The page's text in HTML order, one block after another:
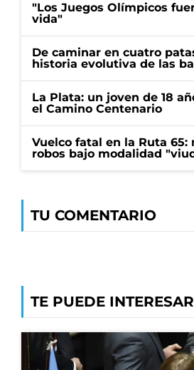
"Los Juegos Olímpicos
vida"
De caminar en cuatro
historia evolutiva de las
La Plata: un joven de 18
el Camino Centenario
Vuelco fatal en la Ruta
robos bajo modalidad
TU COMENTARIO
TE PUEDE INTERESAR